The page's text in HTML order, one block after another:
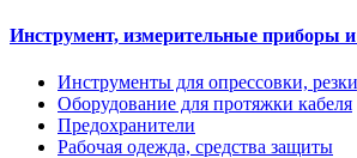
Инструмент, измерительные приборы
Инструменты для опрессовки,
Оборудование для протяжки кабеля
Предохранители
Рабочая одежда, средства защиты